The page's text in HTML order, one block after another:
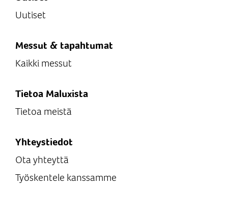
Uutiset
Messut & tapahtumat
Kaikki messut
Tietoa Maluxista
Tietoa meistä
Yhteystiedot
Ota yhteyttä
Työskentele kanssamme